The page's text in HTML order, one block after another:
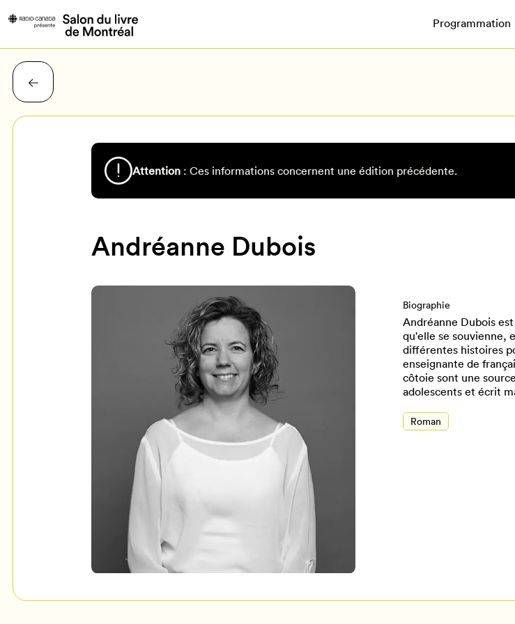
Programmation
Billetterie
Attention : Ces informations concernent une édition précédente.
Andréanne Dubois
Biographie
Andréanne Dubois
qu'elle se souvienne,
différentes histoires
enseignante de
côtoie sont une
adolescents et écrit
Roman
connectez-vous ou